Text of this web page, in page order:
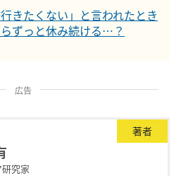
きたくない」と言われたとき
ずっと休み続ける…？
広告
著者
究家